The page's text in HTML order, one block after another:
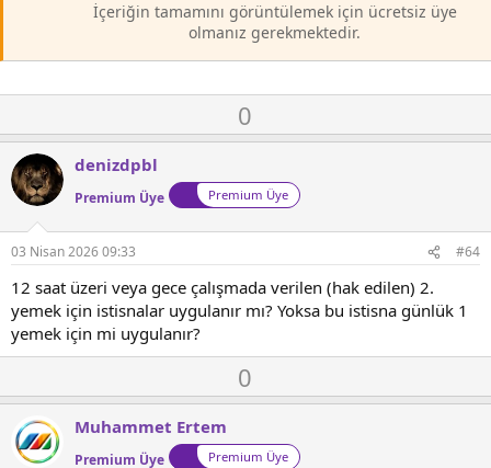
İçeriğin tamamını görüntülemek için ücretsiz üye
olmanız gerekmektedir.
O
y
a
0
o
n
v
o
t
e
denizdpbl
Premium Üye Premium Üye
03 Nisan 2026 09:33 #64
12 saat üzeri veya gece çalışmada verilen (hak edilen) 2.
yemek için istisnalar uygulanır mı? Yoksa bu istisna günlük 1
yemek için mi uygulanır?
O
y
l
a
0
o
n
Muhammet Ertem
Premium Üye Premium Üye